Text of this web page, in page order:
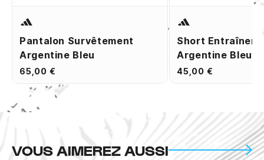
Pantalon Survêtement
Argentine Bleu
65,00 €
Short
Argentine Bleu
45,00 €
VOUS AIMEREZ AUSSI